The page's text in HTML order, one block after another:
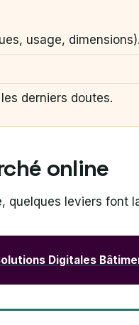
usage, dimensions).
derniers doutes.
online
quelques leviers font
Digitales